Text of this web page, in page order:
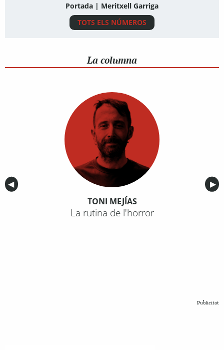
Portada | Meritxell Garriga
TOTS ELS NÚMEROS
La columna
Anterior
◀︎ ▶︎
TONI MEJÍAS
La rutina de l'horror
Publicitat